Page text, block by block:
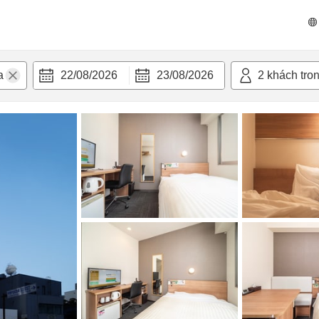
22/08/2026 23/08/2026 2 khách
nghi